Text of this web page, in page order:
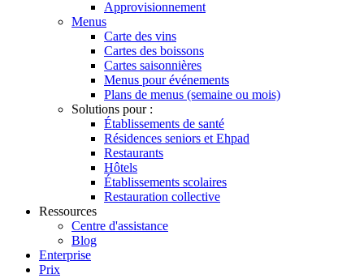
Approvisionnement
Menus
Carte des vins
Cartes des boissons
Cartes saisonnières
Menus pour événements
Plans de menus (semaine ou mois)
Solutions pour :
Établissements de santé
Résidences seniors et Ehpad
Restaurants
Hôtels
Établissements scolaires
Restauration collective
Ressources
Centre d'assistance
Blog
Enterprise
Prix